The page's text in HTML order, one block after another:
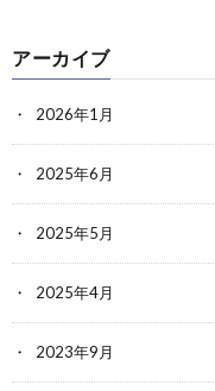
アーカイブ
2026年1月
2025年6月
2025年5月
2025年4月
2023年9月